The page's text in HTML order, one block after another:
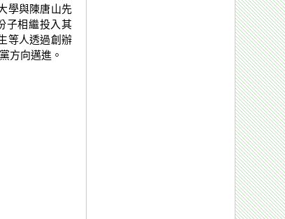
學與陳唐山先
子相繼投入其
等人透過創辦
方向邁進。